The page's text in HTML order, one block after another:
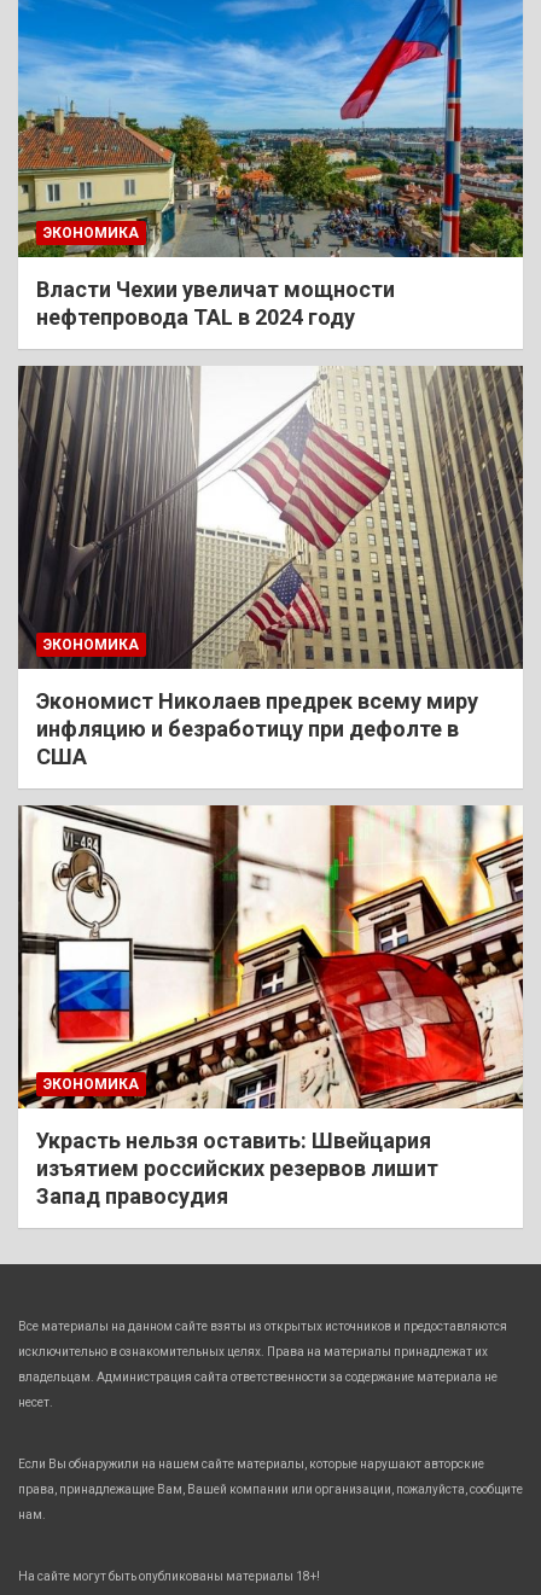
ЭКОНОМИКА
Власти Чехии увеличат мощности
нефтепровода TAL в 2024 году
ЭКОНОМИКА
Экономист Николаев предрек всему миру
инфляцию и безработицу при дефолте в
США
ЭКОНОМИКА
Украсть нельзя оставить: Швейцария
изъятием российских резервов лишит
Запад правосудия
Все материалы на данном сайте взяты из открытых источников и предоставляются
исключительно в ознакомительных целях. Права на материалы принадлежат их
владельцам. Администрация сайта ответственности за содержание материала не
несет.
Если Вы обнаружили на нашем сайте материалы, которые нарушают авторские
права, принадлежащие Вам, Вашей компании или организации, пожалуйста, сообщите
нам.
На сайте могут быть опубликованы материалы 18+!